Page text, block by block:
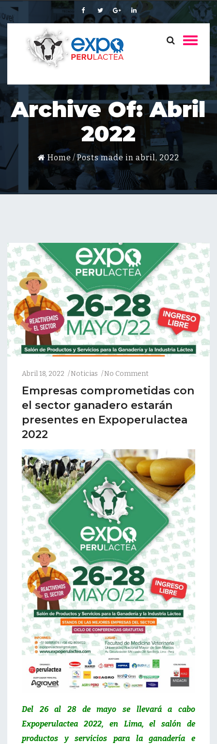
Archive Of: Abril
2022
Home Posts made in abril, 2022
Abril 18, 2022 Noticias No Comment
Empresas comprometidas con
el sector ganadero estarán
presentes en Expoperulactea
2022
Del 26 al 28 de mayo se llevará a cabo
Expoperulactea 2022, en Lima, el salón de
productos y servicios para la ganadería e